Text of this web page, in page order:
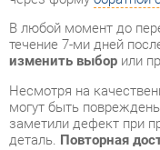
Несмотря на
могут быть повреждены
заметили дефект при
деталь.Повторная
На всю мебель
распространяется
года с момента
Прихожая Яна Инна-1